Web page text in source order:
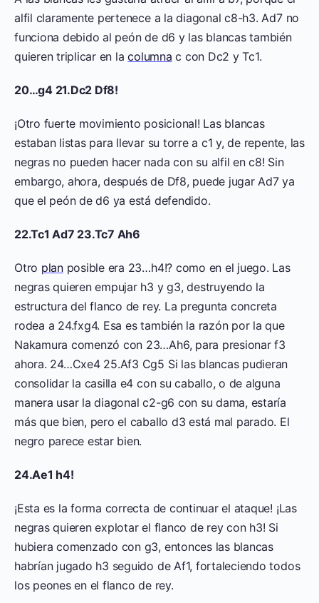
alfil claramente pertenece a la diagonal c8-h3. Ad7 no
funciona debido al peón de d6 y las blancas también
quieren triplicar en lacolumna c con Dc2 y Tc1.
20…g4 21.Dc2 Df8!
¡Otro fuerte movimiento posicional! Las blancas
estaban listas para llevar su torre a c1 y, de repente, las
negras no pueden hacer nada con su alfil en c8! Sin
embargo, ahora, después de Df8, puede jugar Ad7 ya
que el peón de d6 ya está defendido.
22.Tc1 Ad7 23.Tc7 Ah6
Otro planposible era 23…h4!? como en el juego. Las
negras quieren empujar h3 y g3, destruyendo la
estructura del flanco de rey. La pregunta concreta
rodea a 24.fxg4. Esa es también la razón por la que
Nakamura comenzó con 23…Ah6, para presionar f3
ahora. 24…Cxe4 25.Af3 Cg5 Si las blancas pudieran
consolidar la casilla e4 con su caballo, o de alguna
manera usar la diagonal c2-g6 con su dama, estaría
más que bien, pero el caballo d3 está mal parado. El
negro parece estar bien.
24.Ae1 h4!
¡Esta es la forma correcta de continuar el ataque! ¡Las
negras quieren explotar el flanco de rey con h3! Si
hubiera comenzado con g3, entonces las blancas
habrían jugado h3 seguido de Af1, fortaleciendo todos
los peones en el flanco de rey.